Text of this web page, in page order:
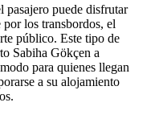
puede disfrutar
los transbordos, el
público. Este tipo de
Sabiha Gökçen a
para quienes llegan
a su alojamiento